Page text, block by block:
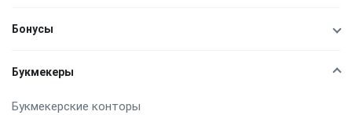
Бонусы
Букмекеры
Букмекерские конторы